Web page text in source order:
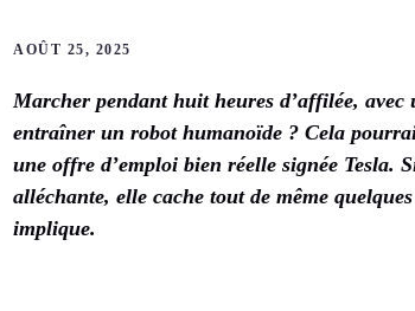
AOÛT 25, 2025
Marcher pendant huit heures d’affilée,
entraîner un robot humanoïde ? Cela
une offre d’emploi bien réelle signée Tesla.
alléchante, elle cache tout de même
implique.